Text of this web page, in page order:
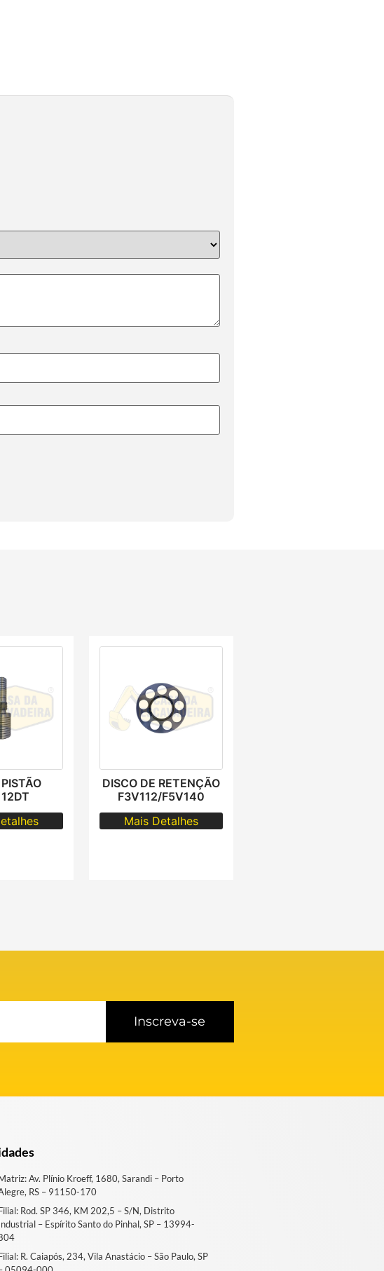
DISCO DE RETENÇÃO
F3V112/F5V140
Mais Detalhes
Inscreva-se
Av. Plínio Kroeff, 1680, Sarandi – Porto
RS – 91150-170
Rod. SP 346, KM 202,5 – S/N, Distrito
– Espírito Santo do Pinhal, SP – 13994-
R. Caiapós, 234, Vila Anastácio – São Paulo, SP